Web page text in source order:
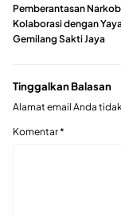
Pemberantasan
Kolaborasi dengan
Gemilang Sakti Jaya
Tinggalkan Balasan
Alamat email Anda
Komentar*